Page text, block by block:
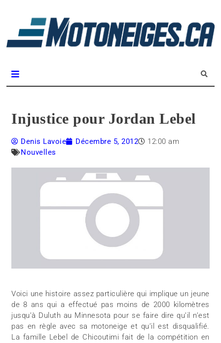
Injustice pour Jordan Lebel
Denis Lavoie Décembre 5, 2012
12:00 am
Nouvelles
Voici une histoire assez particulière qui implique un jeune
de 8 ans qui a effectué pas moins de 2000 kilomètres
jusqu’à Duluth au Minnesota pour se faire dire qu’il n’est
pas en règle avec sa motoneige et qu’il est disqualifié.
La famille Lebel de Chicoutimi fait de la compétition en